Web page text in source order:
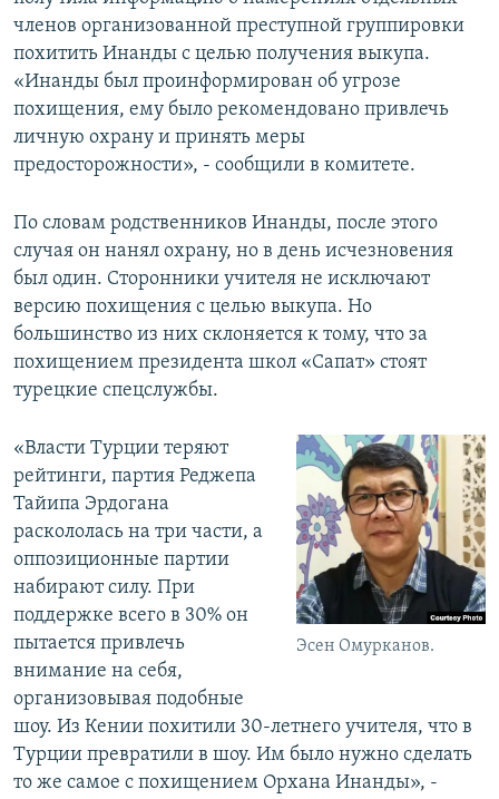
членов организованной преступной группировки
похитить Инанды с целью получения выкупа.
«Инанды был проинформирован об угрозе
похищения, ему было рекомендовано привлечь
личную охрану и принять меры
предосторожности», - сообщили в комитете.
По словам родственников Инанды, после этого
случая он нанял охрану, но в день исчезновения
был один. Сторонники учителя не исключают
версию похищения с целью выкупа. Но
большинство из них склоняется к тому, что за
похищением президента школ «Сапат» стоят
турецкие спецслужбы.
Эсен Омурканов.
«Власти Турции теряют
рейтинги, партия Реджепа
Тайипа Эрдогана
раскололась на три части, а
оппозиционные партии
набирают силу. При
поддержке всего в 30% он
пытается привлечь
внимание на себя,
организовывая подобные
шоу. Из Кении похитили 30-летнего учителя, что в
Турции превратили в шоу. Им было нужно сделать
то же самое с похищением Орхана Инанды», -